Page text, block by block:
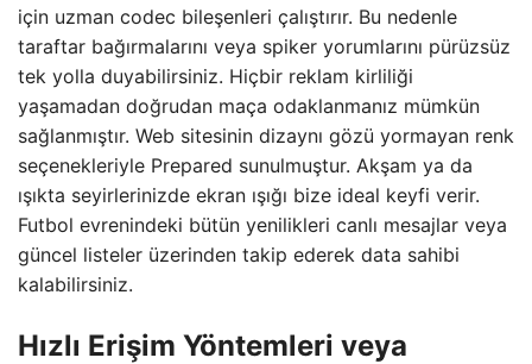
için uzman codec bileşenleri çalıştırır. Bu nedenle
taraftar bağırmalarını veya spiker yorumlarını pürüzsüz
tek yolla duyabilirsiniz. Hiçbir reklam kirliliği
yaşamadan doğrudan maça odaklanmanız mümkün
sağlanmıştır. Web sitesinin dizaynı gözü yormayan renk
seçenekleriyle Prepared sunulmuştur. Akşam ya da
ışıkta seyirlerinizde ekran ışığı bize ideal keyfi verir.
Futbol evrenindeki bütün yenilikleri canlı mesajlar veya
güncel listeler üzerinden takip ederek data sahibi
kalabilirsiniz.
Hızlı Erişim Yöntemleri veya